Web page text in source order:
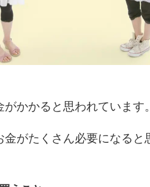
かかると思われています。
がたくさん必要になると